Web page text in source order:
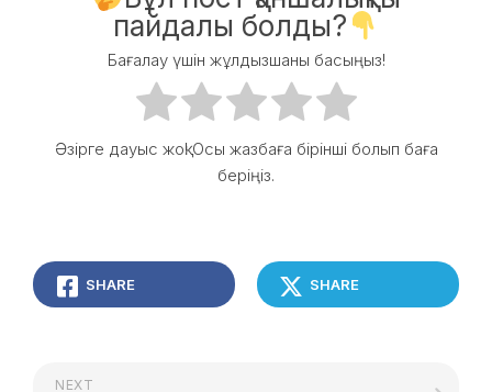
пайдалы болды?
Бағалау үшін жұлдызшаны басыңыз!
Әзірге дауыс жоқ! Осы жазбаға бірінші болып баға
беріңіз.
SHARE SHARE
NEXT